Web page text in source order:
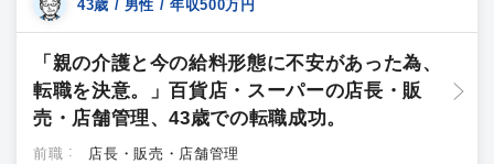
43歳 / 男性 / 年収500万円
「親の介護と今の給料形態に不安があった為、
転職を決意。」百貨店・スーパーの店長・販
売・店舗管理、43歳での転職成功。
前職
店長・販売・店舗管理